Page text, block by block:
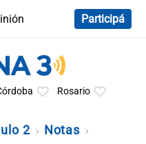
Participá
Rosario
2 Notas